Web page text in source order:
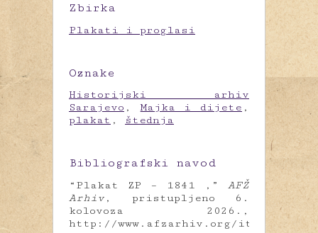
Zbirka
Plakati i proglasi
Oznake
Historijski arhiv
Sarajevo ,Majka i dijete ,
plakat , štednja
Bibliografski navod
“Plakat ZP – 1841 ,” AFŽ
Arhiv , pristupljeno 6.
kolovoza 2026.,
http://www.afzarhiv.org/items/show/